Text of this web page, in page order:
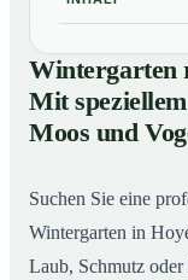
Wintergarten
Equipment
So läuft eine
Wintergarten
Wintergarten
Mit
Moos und
Suchen Sie eine
Wintergarten in
Laub, Schmutz